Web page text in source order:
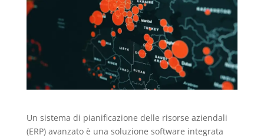
Un sistema di pianificazione delle risorse aziendali
(ERP) avanzato è una soluzione software integrata